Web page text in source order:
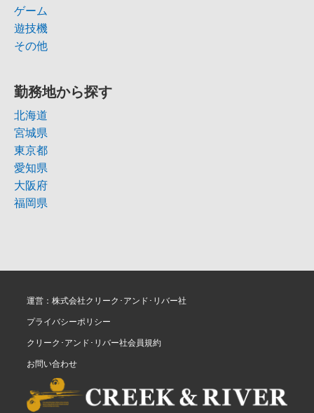
ゲーム
遊技機
その他
勤務地から探す
北海道
宮城県
東京都
愛知県
大阪府
福岡県
運営：株式会社クリーク･アンド･リバー社
プライバシーポリシー
クリーク･アンド･リバー社会員規約
お問い合わせ